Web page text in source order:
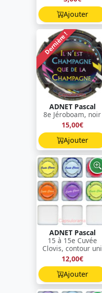
Ajouter
Dernière !
ADNET Pascal
8e Jéroboam, noir
15,00€
Ajouter
ADNET Pascal
15 à 15e Cuvée
Clovis, contour uni
12,00€
Ajouter